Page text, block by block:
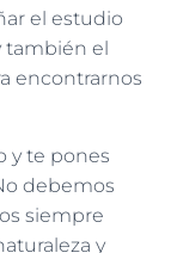
el estudio
también el
encontrarnos
y te pones
debemos
siempre
y